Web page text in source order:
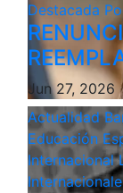
Destacada
Jun 27, 2026
Actualidad
Educación
Internacional